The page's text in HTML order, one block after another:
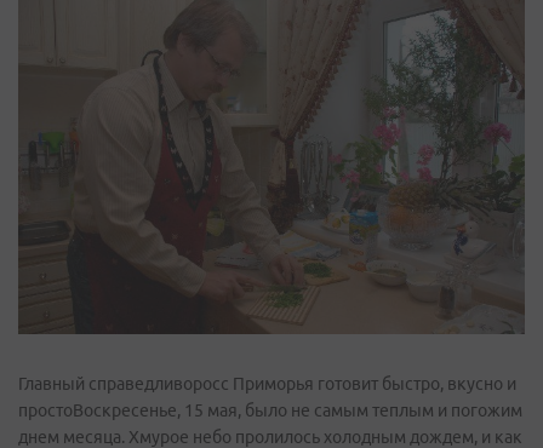
Главный справедливоросс Приморья готовит быстро, вкусно и
простоВоскресенье, 15 мая, было не самым теплым и погожим
днем месяца. Хмурое небо пролилось холодным дождем, и как